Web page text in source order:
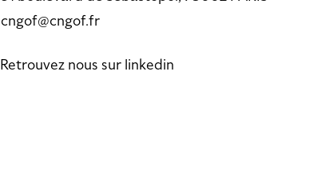
cngof@cngof.fr
Retrouvez nous sur linkedin